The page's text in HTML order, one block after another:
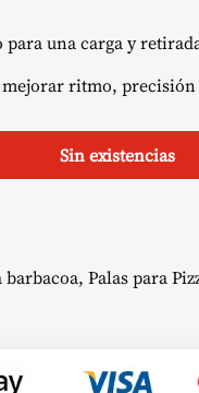
16,08 €.
para una carga y
ritmo,
Sin existencias
barbacoa, Palas para